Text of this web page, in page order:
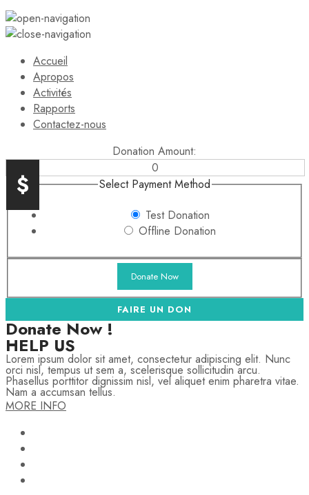
Accueil
Apropos
Activités
Rapports
Contactez-nous
Donation Amount:
$
0
Select Payment Method
Test Donation
Offline Donation
FAIRE UN DON
Donate Now !
HELP US
Lorem ipsum dolor sit amet, consectetur adipiscing elit. Nunc
orci nisl, tempus ut sem a, scelerisque sollicitudin arcu.
Phasellus porttitor dignissim nisl, vel aliquet enim pharetra vitae.
Nam a accumsan tellus.
MORE INFO